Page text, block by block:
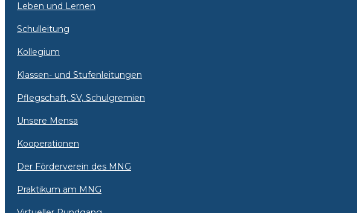
Leben und Lernen
Schulleitung
Kollegium
Klassen- und Stufenleitungen
Pflegschaft, SV, Schulgremien
Unsere Mensa
Kooperationen
Der Förderverein des MNG
Praktikum am MNG